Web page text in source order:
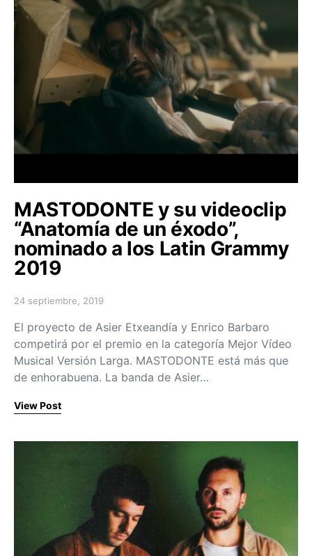
MASTODONTE y su videoclip
“Anatomía de un éxodo”,
nominado a los Latin Grammy
2019
Posted on
24 septiembre, 2019
El proyecto de Asier Etxeandía y Enrico Barbaro
competirá por el premio en la categoría Mejor Vídeo
Musical Versión Larga. MASTODONTE está más que
de enhorabuena. La banda de Asier…
View Post